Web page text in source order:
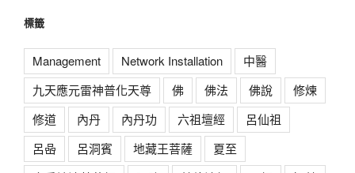
標籤
Management Network Installation
中醫
九天應元雷神普化天尊
佛 佛法 佛說
修煉
修道
內丹 內丹功 六祖壇經
呂仙祖
呂喦
呂洞賓 地藏王菩薩
夏至